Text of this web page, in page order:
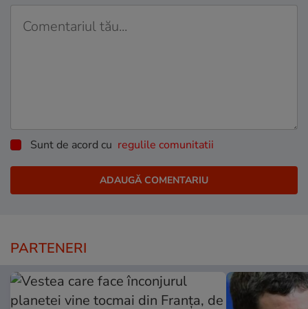
Sunt de acord cu regulile comunitatii
PARTENERI